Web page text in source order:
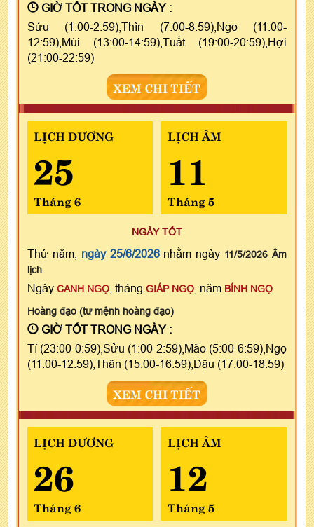
GIỜ TỐT TRONG NGÀY :
Sửu (1:00-2:59),Thìn (7:00-8:59),Ngọ (11:00-
12:59),Mùi (13:00-14:59),Tuất (19:00-20:59),Hợi
(21:00-22:59)
XEM CHI TIẾT
LỊCH DƯƠNG
25
Tháng 6
LỊCH ÂM
11
Tháng 5
NGÀY TỐT
Thứ năm, ngày 25/6/2026nhằm ngày 11/5/2026 Âm
lịch
Ngày CANH NGỌ , tháng GIÁP NGỌ , năm BÍNH NGỌ
Hoàng đạo (tư mệnh hoàng đạo)
GIỜ TỐT TRONG NGÀY :
Tí (23:00-0:59),Sửu (1:00-2:59),Mão (5:00-6:59),Ngọ
(11:00-12:59),Thân (15:00-16:59),Dậu (17:00-18:59)
XEM CHI TIẾT
LỊCH DƯƠNG
26
Tháng 6
LỊCH ÂM
12
Tháng 5